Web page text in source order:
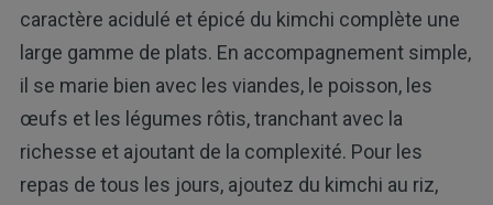
caractère acidulé et épicé du kimchi complète une
large gamme de plats. En accompagnement simple,
il se marie bien avec les viandes, le poisson, les
œufs et les légumes rôtis, tranchant avec la
richesse et ajoutant de la complexité. Pour les
repas de tous les jours, ajoutez du kimchi au riz,